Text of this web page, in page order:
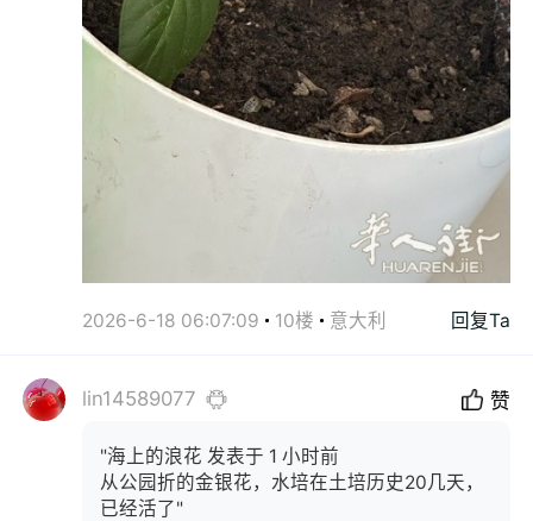
2026-6-18 06:07:09 10楼 意大利 回复Ta
lin14589077 赞
"海上的浪花 发表于 1 小时前
从公园折的金银花，水培在土培历史20几天，
已经活了"